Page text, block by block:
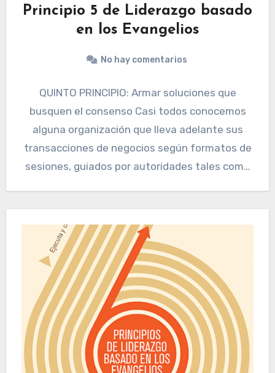
Principio 5 de Liderazgo basado
en los Evangelios
No hay comentarios
QUINTO PRINCIPIO: Armar soluciones que
busquen el consenso Casi todos conocemos
alguna organización que lleva adelante sus
transacciones de negocios según formatos de
sesiones, guiados por autoridades tales como